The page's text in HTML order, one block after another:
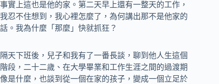
事實上這也是他的家。第二天早上還有一整天的工作，
我忍不住想到，我心裡怎麼了，為何講出那不是他家的
話。我為什麼「那麼」快就抓狂？
隔天下班後，兒子和我有了一番長談，聊到他人生這個
階段，二十二歲、在大學畢業和工作生涯之間的過渡期
像是什麼，也談到從一個在家的孩子，變成一個立足於